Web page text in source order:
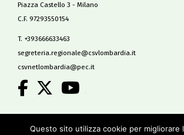
Piazza Castello 3 - Milano
C.F. 97293550154
T. +393666633463
segreteria.regionale@csvlombardia.it
csvnetlombardia@pec.it
Questo sito utilizza cookie per migliorare